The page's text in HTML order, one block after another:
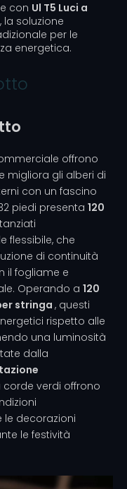
con Ul T5 Luci a
, la soluzione
per le
energetica.
offrono
migliora gli alberi di
con un fascino
piedi presenta 120
flessibile, che
di continuità
il fogliame e
Operando a 120
stringa , questi
rispetto alle
una luminosità
dalla
corde verdi offrono
decorazioni
le festività